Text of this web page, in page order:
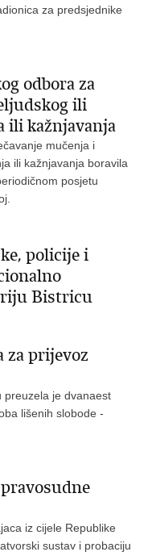
za predsjednike
odbora za
ili
ili kažnjavanja
mučenja i
ili kažnjavanja boravila
posjetu
policije i
Bistricu
za prijevoz
preuzela je dvanaest
lišenih slobode -
iz cijele Republike
sustav i probaciju